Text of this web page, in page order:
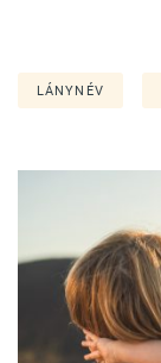
LÁNYNÉV